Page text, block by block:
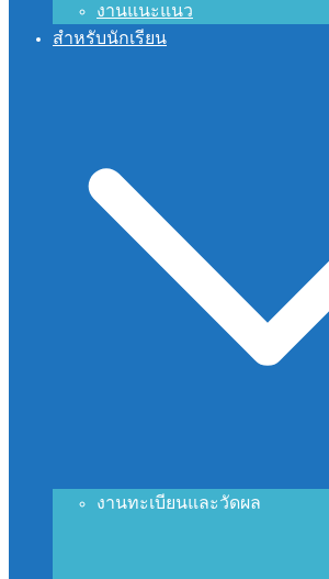
งานแนะแนว
สำหรับนักเรียน
งานทะเบียนและวัดผล